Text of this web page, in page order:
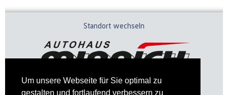
Um unsere Webseite für Sie optimal zu
gestalten und fortlaufend verbessern zu
Standort wechseln